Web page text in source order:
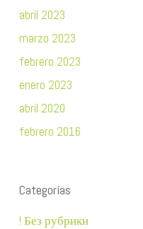
abril 2023
marzo 2023
febrero 2023
enero 2023
abril 2020
febrero 2016
Categorías
! Без рубрики